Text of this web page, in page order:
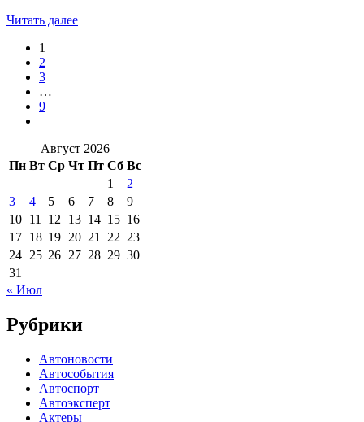
Читать далее
1
2
3
…
9
Август 2026
Пн Вт Ср Чт Пт Сб Вс
1
2
3
4 5 6 7 8
9
10 11 12 13 14 15 16
17 18 19 20 21 22 23
24 25 26 27 28 29 30
31
« Июл
Рубрики
Автоновости
Автособытия
Автоспорт
Автоэксперт
Актеры